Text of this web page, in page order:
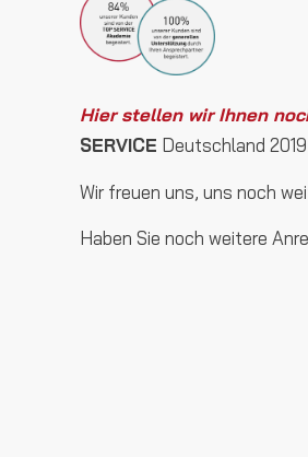
Hier stellen wir Ihnen
SERVICE Deutschland
Wir freuen uns, uns noch
Haben Sie noch weitere